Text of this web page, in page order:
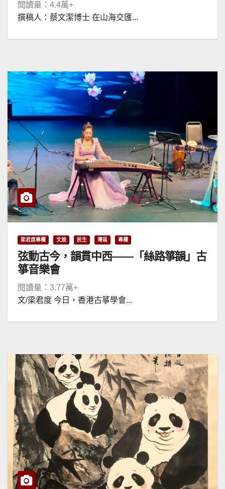
閱讀量：4.4萬+
撰稿人：蔡文潔博士 在山海交匯...
梁君度專欄 文旅 民生 灣區 專欄
弦動古今，韻貫中西——「絲路箏韻」古
箏音樂會
閱讀量：3.77萬+
文/梁君度 今日，香港古箏學會...